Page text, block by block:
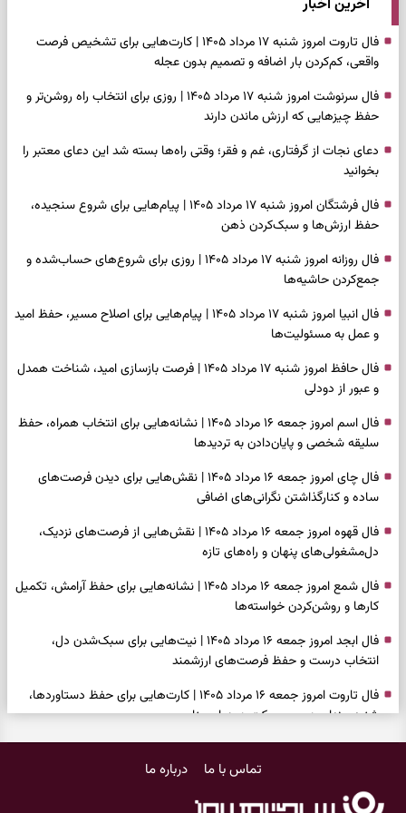
آخرین اخبار
فال تاروت امروز شنبه ۱۷ مرداد ۱۴۰۵ | کارت‌هایی برای تشخیص فرصت
واقعی، کم‌کردن بار اضافه و تصمیم بدون عجله
فال سرنوشت امروز شنبه ۱۷ مرداد ۱۴۰۵ | روزی برای انتخاب راه روشن‌تر و
حفظ چیزهایی که ارزش ماندن دارند
دعای نجات از گرفتاری، غم و فقر؛ وقتی راه‌ها بسته شد این دعای معتبر را
بخوانید
فال فرشتگان امروز شنبه ۱۷ مرداد ۱۴۰۵ | پیام‌هایی برای شروع سنجیده،
حفظ ارزش‌ها و سبک‌کردن ذهن
فال روزانه امروز شنبه ۱۷ مرداد ۱۴۰۵ | روزی برای شروع‌های حساب‌شده و
جمع‌کردن حاشیه‌ها
فال انبیا امروز شنبه ۱۷ مرداد ۱۴۰۵ | پیام‌هایی برای اصلاح مسیر، حفظ امید
و عمل به مسئولیت‌ها
فال حافظ امروز شنبه ۱۷ مرداد ۱۴۰۵ | فرصت بازسازی امید، شناخت همدل
و عبور از دودلی
فال اسم امروز جمعه ۱۶ مرداد ۱۴۰۵ | نشانه‌هایی برای انتخاب همراه، حفظ
سلیقه شخصی و پایان‌دادن به تردیدها
فال چای امروز جمعه ۱۶ مرداد ۱۴۰۵ | نقش‌هایی برای دیدن فرصت‌های
ساده و کنارگذاشتن نگرانی‌های اضافی
فال قهوه امروز جمعه ۱۶ مرداد ۱۴۰۵ | نقش‌هایی از فرصت‌های نزدیک،
دل‌مشغولی‌های پنهان و راه‌های تازه
فال شمع امروز جمعه ۱۶ مرداد ۱۴۰۵ | نشانه‌هایی برای حفظ آرامش، تکمیل
کارها و روشن‌کردن خواسته‌ها
فال ابجد امروز جمعه ۱۶ مرداد ۱۴۰۵ | نیت‌هایی برای سبک‌شدن دل،
انتخاب درست و حفظ فرصت‌های ارزشمند
فال تاروت امروز جمعه ۱۶ مرداد ۱۴۰۵ | کارت‌هایی برای حفظ دستاوردها،
شنیدن ندای درون و حرکت در زمان مناسب
دیدن ارزش مسیرهای آرام
وقتی همه راه‌ها بسته شد، این دعای گشایش را بخوانید؛ ذکر معتبر برای
تماس با ما درباره ما